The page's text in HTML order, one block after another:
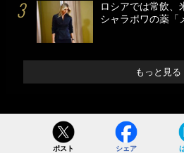
ロシアでは常飲、
シャラポワの薬「
もっと見る
ポスト シェア